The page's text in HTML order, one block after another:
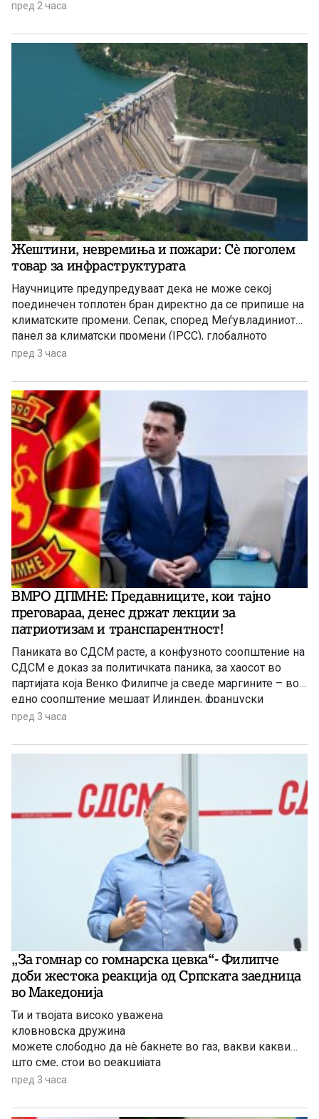
чувствуваме безбедни, комотни и да немаме
индустријата. И нема да правиме панични прес-
конференции, вели премиерот Христијан Мицкоски.
пред 2 часа
Жештини, невремиња и пожари: Сè поголем
товар за инфраструктурата
Научниците предупредуваат дека не може секој
поединечен топлотен бран директно да се припише на
климатските промени. Сепак, според Меѓувладиниот
панел за климатски промени (IPCC), глобалното
затоплување придонесува ваквите екстремни
поинтензивни и подолготрајни.
пред 3 часа
ВМРО ДПМНЕ: Предавниците, кои тајно
преговараа, денес држат лекции за
патриотизам и транспарентност!
Паниката во СДСМ расте, а конфузното соопштение на
СДСМ е доказ за политичката паника, за хаосот во
партијата која Венко Филипче ја сведе маргините – во
едно соопштение мешаат Илинден, француски
предлог, наводни заговори, тепачки, измислени
ДПМНЕ.
пред 3 часа
„За гомнар со гомнарска цевка“- Филипче
доби жестока реакција од Српската заедница
во Македонија
Ти и твојата високо уважена
кловновска дружина
можете слободно да нè бакнете во газ, вакви какви
што сме, стои во реакцијата
пред 3 часа